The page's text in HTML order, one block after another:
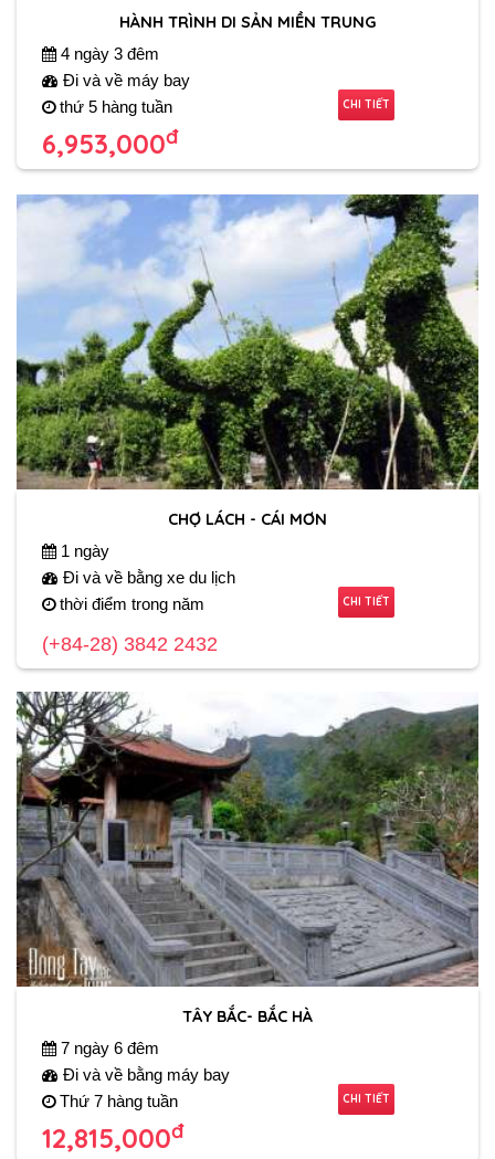
HÀNH TRÌNH DI SẢN MIỀN TRUNG
4 ngày 3 đêm
Đi và về máy bay
thứ 5 hàng tuần
6,953,000đ
CHI TIẾT
CHỢ LÁCH - CÁI MƠN
1 ngày
Đi và về bằng xe du lịch
thời điểm trong năm
(+84-28) 3842 2432
CHI TIẾT
TÂY BẮC- BẮC HÀ
7 ngày 6 đêm
Đi và về bằng máy bay
Thứ 7 hàng tuần
12,815,000đ
CHI TIẾT